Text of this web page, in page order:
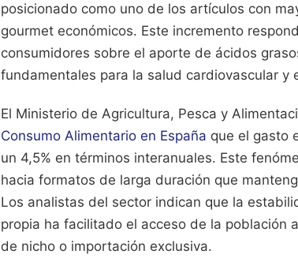
posicionado como uno de los artículos con
gourmet económicos. Este incremento
consumidores sobre el aporte de ácidos
fundamentales para la salud cardiovascular y
El Ministerio de Agricultura, Pesca y
Consumo Alimentario en España que el gasto
un 4,5% en términos interanuales. Este
hacia formatos de larga duración que
Los analistas del sector indican que la
propia ha facilitado el acceso de la población
de nicho o importación exclusiva.